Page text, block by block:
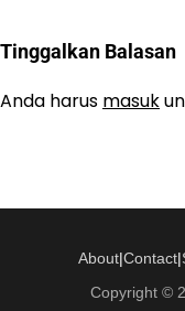
Tinggalkan Balasan
Anda harus masuk
About|Contact|
Copyright ©